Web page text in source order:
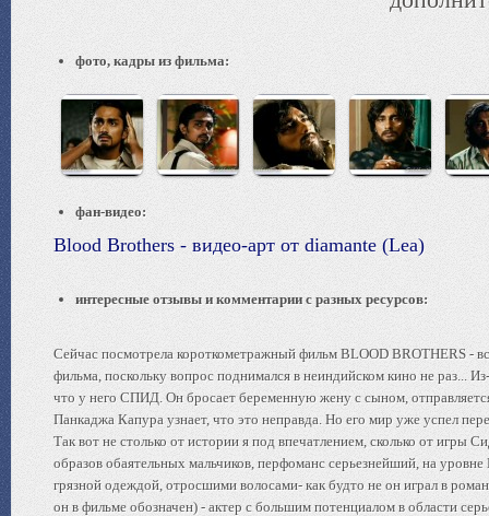
фото, кадры из фильма:
фан-видео:
Blood Brothers - видео-арт от diamante (Lea)
интересные отзывы и комментарии с разных ресурсов:
Сейчас посмотрела короткометражный фильм BLOOD BROTHERS -
фильма, поскольку вопрос поднимался в неиндийском кино не
что у него СПИД. Он бросает беременную жену с сыном,
Панкаджа Капура узнает, что это неправда. Но его мир уже успел
Так вот не столько от истории я под впечатлением, сколько от игры
образов обаятельных мальчиков, перфоманс серьезнейший, на
грязной одеждой, отросшими волосами- как будто не он играл в
он в фильме обозначен) - актер с большим потенциалом в области